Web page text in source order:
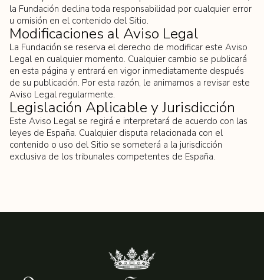
la Fundación declina toda responsabilidad por cualquier error
u omisión en el contenido del Sitio.
Modificaciones al Aviso Legal
La Fundación se reserva el derecho de modificar este Aviso
Legal en cualquier momento. Cualquier cambio se publicará
en esta página y entrará en vigor inmediatamente después
de su publicación. Por esta razón, le animamos a revisar este
Aviso Legal regularmente.
Legislación Aplicable y Jurisdicción
Este Aviso Legal se regirá e interpretará de acuerdo con las
leyes de España. Cualquier disputa relacionada con el
contenido o uso del Sitio se someterá a la jurisdicción
exclusiva de los tribunales competentes de España.